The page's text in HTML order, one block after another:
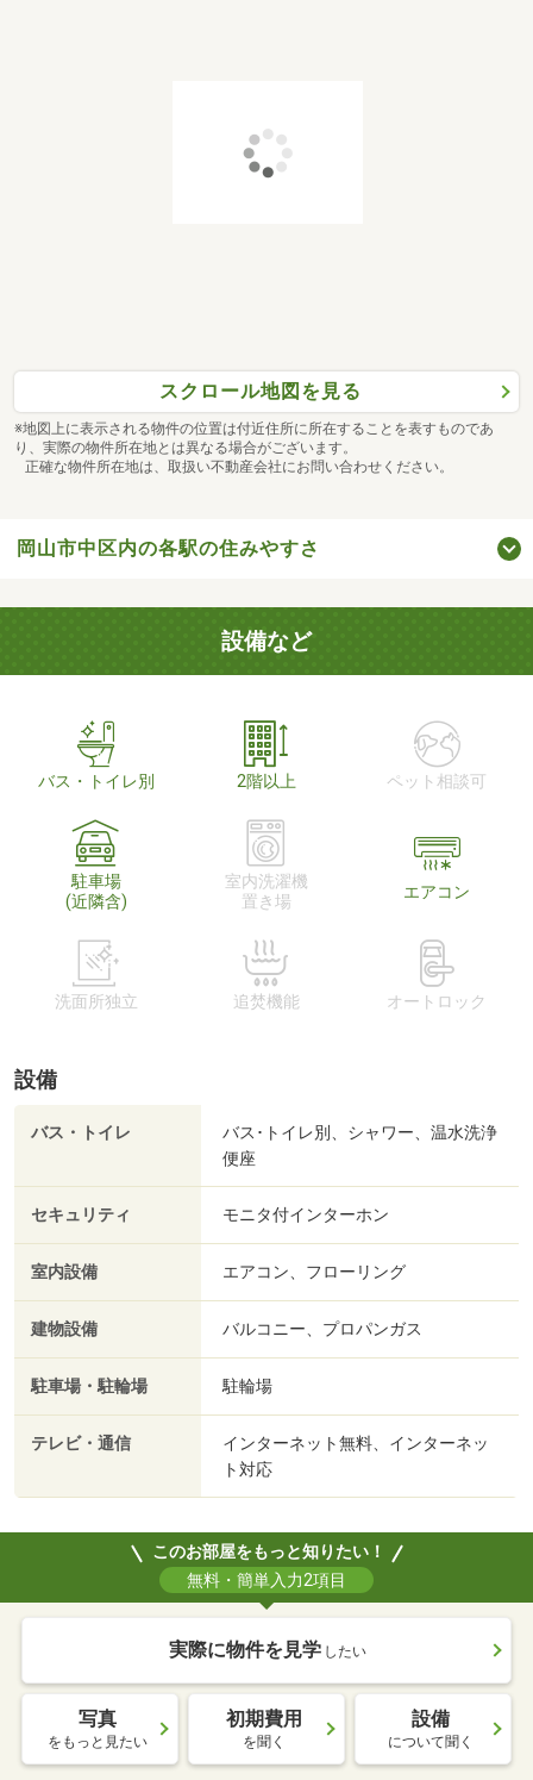
スクロール地図を見る
※地図上に表示される物件の位置は付近住所に所在することを表すものであ
り、実際の物件所在地とは異なる場合がございます。
正確な物件所在地は、取扱い不動産会社にお問い合わせください。
岡山市中区内の各駅の住みやすさ
設備など
バス・トイレ別 2階以上 ペット相談可
駐車場
(近隣含)
室内洗濯機
置き場
エアコン
洗面所独立 追焚機能 オートロック
設備
バス・トイレ
バス･トイレ別、シャワー、温水洗浄
便座
セキュリティ モニタ付インターホン
室内設備 エアコン、フローリング
建物設備 バルコニー、プロパンガス
駐車場・駐輪場 駐輪場
テレビ・通信
インターネット無料、インターネッ
ト対応
このお部屋をもっと知りたい！
無料・簡単入力2項目
実際に物件を見学 したい
写真
をもっと見たい
初期費用
を聞く
設備
について聞く